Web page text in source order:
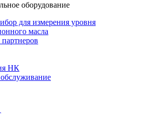
оборудование
для измерения уровня
масла
НК